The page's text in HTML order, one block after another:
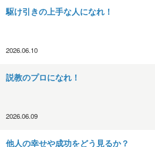
駆け引きの上手な人になれ！
2026.06.10
説教のプロになれ！
2026.06.09
他人の幸せや成功をどう見るか？